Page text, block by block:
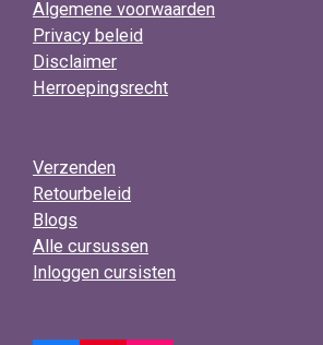
Algemene voorwaarden
Privacy beleid
Disclaimer
Herroepingsrecht
Verzenden
Retourbeleid
Blogs
Alle cursussen
Inloggen cursisten